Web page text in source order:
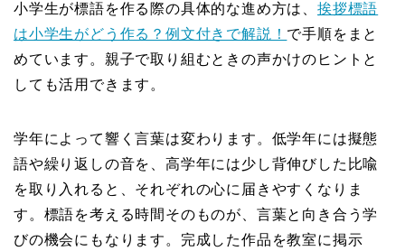
小学生が標語を作る際の具体的な進め方は、 挨拶標語
は小学生がどう作る？例文付きで解説！ で手順をまと
めています。親子で取り組むときの声かけのヒントと
しても活用できます。
学年によって響く言葉は変わります。低学年には擬態
語や繰り返しの音を、高学年には少し背伸びした比喩
を取り入れると、それぞれの心に届きやすくなりま
す。標語を考える時間そのものが、言葉と向き合う学
びの機会にもなります。完成した作品を教室に掲示